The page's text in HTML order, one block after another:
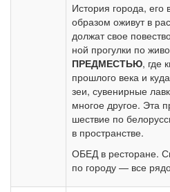
История го­ро­да,
об­ра­зом ожи­вут в
дол­жат свое
ной про­гул­ки по
ПРЕД­МЕСТЬЮ, где
про­шло­го ве­ка и
зеи, су­ве­нир­ные
мно­гое дру­гое. Эта
ше­ствие по
в про­стран­стве.
ОБЕД в ре­сто­ра­не.
по го­ро­ду — все